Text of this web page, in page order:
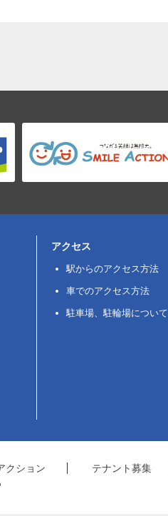
アクセス
駅からのアクセス方法
車でのアクセス方法
駐車場、駐輪場について
クション
テナント募集